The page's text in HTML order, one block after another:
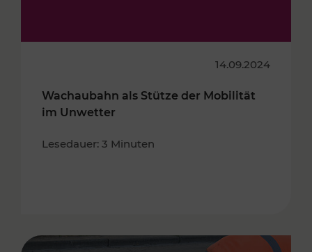
14.09.2024
Wachaubahn als Stütze der Mobilität
im Unwetter
Lesedauer: 3 Minuten